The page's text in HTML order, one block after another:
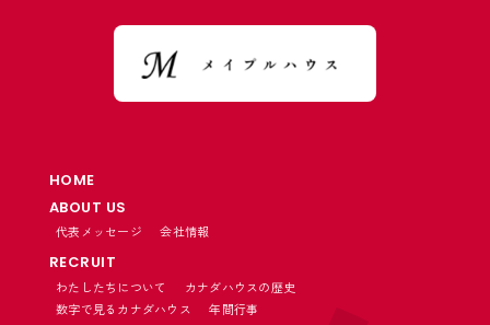
HOME
ABOUT US
代表メッセージ 会社情報
RECRUIT
わたしたちについて
カナダハウスの歴史
数字で見るカナダハウス
年間行事